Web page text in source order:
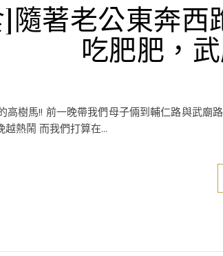
隨著老公東奔
吃肥肥，
高樹馬!! 前一晚帶我們母子倆到輔仁路與武
熱鬧 而我們打算在...